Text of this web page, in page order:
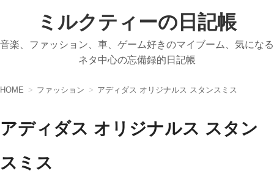
ミルクティーの日記帳
音楽、ファッション、車、ゲーム好きのマイブーム、気になる
ネタ中心の忘備録的日記帳
HOME ファッション アディダス オリジナルス スタンスミス
アディダス オリジナルス スタン
スミス